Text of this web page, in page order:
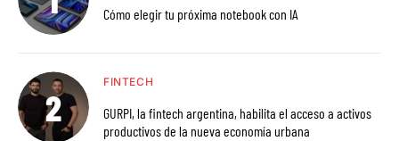
Cómo elegir tu próxima notebook con IA
FINTECH
GURPI, la fintech argentina, habilita el acceso a activos
productivos de la nueva economía urbana